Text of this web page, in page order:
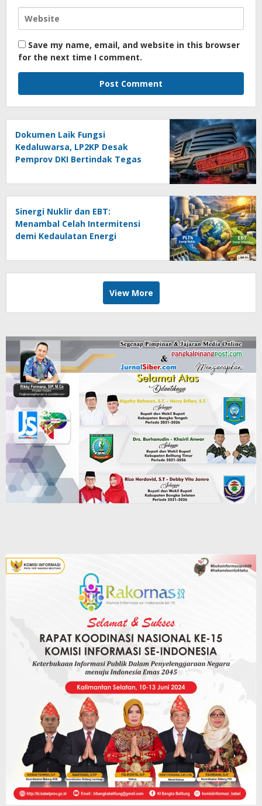
Save my name, email, and website in this browser
for the next time I comment.
Dokumen Laik Fungsi
Kedaluwarsa, LP2KP Desak
Pemprov DKI Bertindak Tegas
Sinergi Nuklir dan EBT:
Menambal Celah Intermitensi
demi Kedaulatan Energi
View More